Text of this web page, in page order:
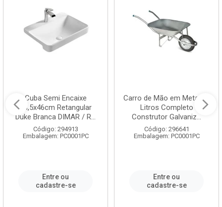
Cuba Semi Encaixe
58,5x46cm Retangular
Duke Branca DIMAR / R...
Código: 294913
Embalagem: PC0001PC
Entre ou
cadastre-se
Carro de Mão em Metal 60
Litros Completo
Construtor Galvaniz...
Código: 296641
Embalagem: PC0001PC
Entre ou
cadastre-se